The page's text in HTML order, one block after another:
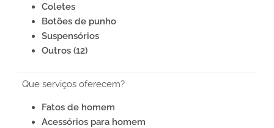
Coletes
Botões de punho
Suspensórios
Outros (12)
Que serviços oferecem?
Fatos de homem
Acessórios para homem